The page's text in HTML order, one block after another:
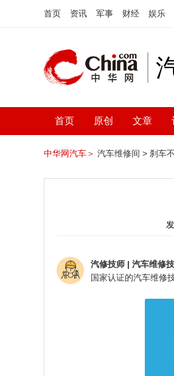
首页 资讯 军事 财经 娱乐
首页 原创 文章
中华网汽车＞ 汽车维修间 > 刹车
汽修技师 | 汽车维修